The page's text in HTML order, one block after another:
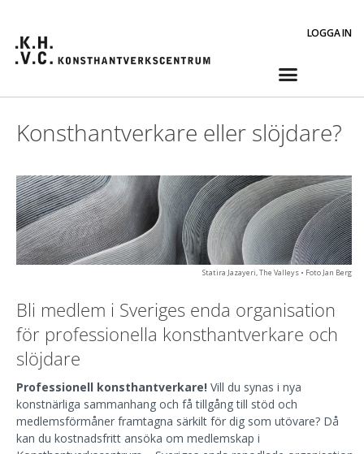
LOGGA IN
Konsthantverkare eller slöjdare?
Statira Jazayeri, The Valleys • Foto Jan Berg​
Bli medlem i Sveriges enda organisation
för professionella konsthantverkare och
slöjdare
Professionell konsthantverkare! Vill du synas i nya
konstnärliga sammanhang och få tillgång till stöd och
medlemsförmåner framtagna särkilt för dig som utövare? Då
kan du kostnadsfritt ansöka om medlemskap i